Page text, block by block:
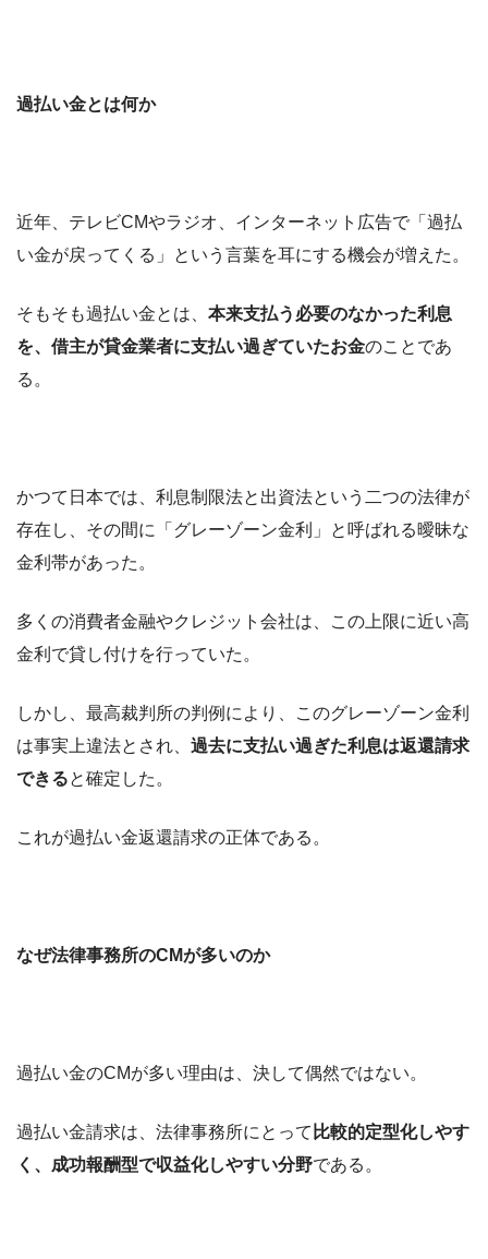
過払い金とは何か
近年、テレビCMやラジオ、インターネット広告で「過払
い金が戻ってくる」という言葉を耳にする機会が増えた。
そもそも過払い金とは、 本来支払う必要のなかった利息
を、借主が貸金業者に支払い過ぎていたお金のことであ
る。
かつて日本では、利息制限法と出資法という二つの法律が
存在し、その間に「グレーゾーン金利」と呼ばれる曖昧な
金利帯があった。
多くの消費者金融やクレジット会社は、この上限に近い高
金利で貸し付けを行っていた。
しかし、最高裁判所の判例により、このグレーゾーン金利
は事実上違法とされ、 過去に支払い過ぎた利息は返還請求
できると確定した。
これが過払い金返還請求の正体である。
なぜ法律事務所のCMが多いのか
過払い金のCMが多い理由は、決して偶然ではない。
過払い金請求は、法律事務所にとって 比較的定型化しやす
く、成功報酬型で収益化しやすい分野である。